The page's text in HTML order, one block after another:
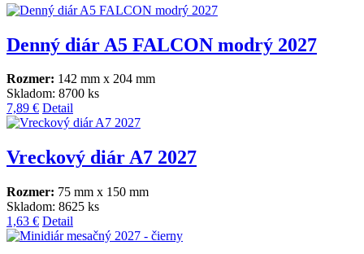
Denný diár A5 FALCON modrý 2027
Rozmer: 142 mm x 204 mm
Skladom: 8700 ks
7,89 € Detail
Vreckový diár A7 2027
Rozmer: 75 mm x 150 mm
Skladom: 8625 ks
1,63 € Detail